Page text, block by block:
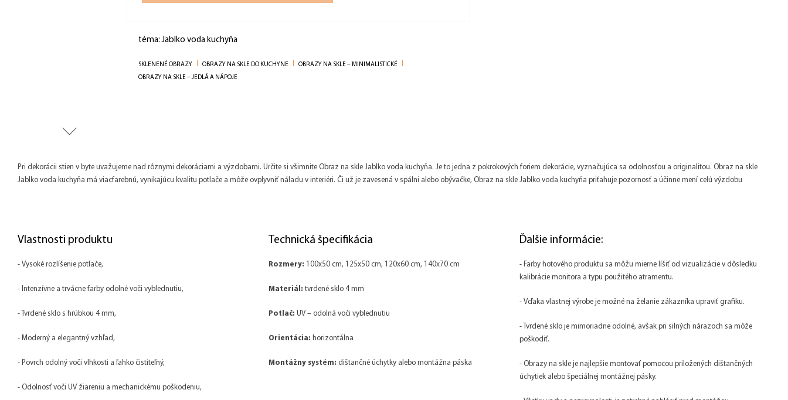
téma: Jablko voda kuchyňa
SKLENENÉ OBRAZY OBRAZY NA SKLE DO KUCHYNE
OBRAZY NA SKLE – MINIMALISTICKÉ
OBRAZY NA SKLE – JEDLÁ A NÁPOJE
Pri dekorácii stien v byte uvažujeme nad rôznymi dekoráciami a výzdobami. Určite si všimnite Obraz na skle Jablko voda kuchyňa. Je to jedna z pokrokových foriem dekorácie, vyznačujúca sa odolnosťou a originalitou. Obraz na skle
Jablko voda kuchyňa má viacfarebnú, vynikajúcu kvalitu potlače a môže ovplyvniť náladu v interiéri. Či už je zavesená v spálni alebo obývačke, Obraz na skle Jablko voda kuchyňa priťahuje pozornosť a účinne mení celú výzdobu
Vlastnosti produktu
- Vysoké rozlíšenie potlače,
- Intenzívne a trvácne farby odolné voči vyblednutiu,
- Tvrdené sklo s hrúbkou 4 mm,
- Moderný a elegantný vzhľad,
- Povrch odolný voči vlhkosti a ľahko čistiteľný,
- Odolnosť voči UV žiareniu a mechanickému poškodeniu,
Technická špecifikácia
Rozmery: 100x50 cm, 125x50 cm, 120x60 cm, 140x70 cm
Materiál: tvrdené sklo 4 mm
Potlač: UV – odolná voči vyblednutiu
Orientácia: horizontálna
Montážny systém: dištančné úchytky alebo montážna páska
Ďalšie informácie:
- Farby hotového produktu sa môžu mierne líšiť od vizualizácie v dôsledku
kalibrácie monitora a typu použitého atramentu.
- Vďaka vlastnej výrobe je možné na želanie zákazníka upraviť grafiku.
- Tvrdené sklo je mimoriadne odolné, avšak pri silných nárazoch sa môže
poškodiť.
- Obrazy na skle je najlepšie montovať pomocou priložených dištančných
úchytiek alebo špeciálnej montážnej pásky.